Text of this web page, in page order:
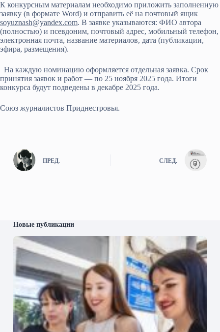
К конкурсным материалам необходимо приложить заполненную
заявку (в формате Word) и отправить её на почтовый ящик
soyuznash@yandex.com. В заявке указываются: ФИО автора
(полностью) и псевдоним, почтовый адрес, мобильный телефон,
электронная почта, название материалов, дата (публикации,
эфира, размещения).
На каждую номинацию оформляется отдельная заявка. Срок
принятия заявок и работ — по 25 ноября 2025 года. Итоги
конкурса будут подведены в декабре 2025 года.
Союз журналистов Приднестровья.
ПРЕД. СЛЕД.
Новые публикации